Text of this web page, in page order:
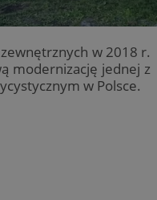
w 2018 r.
modernizację jednej z
w Polsce.